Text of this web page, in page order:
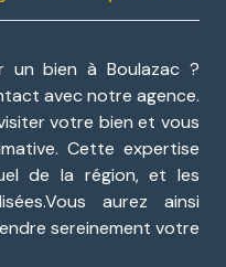
un bien à Boulazac ?
avec notre agence.
votre bien et vous
Cette expertise
de la région, et les
aurez ainsi
sereinement votre